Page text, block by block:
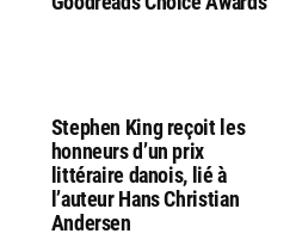
Stephen King reçoit les
honneurs d’un prix
littéraire danois, lié à
l’auteur Hans Christian
Andersen